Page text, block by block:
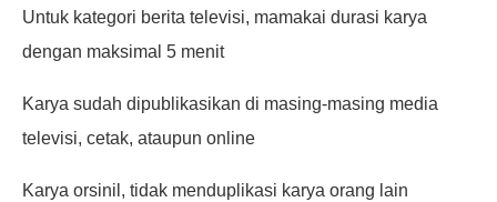
Untuk kategori berita televisi, mamakai durasi karya
dengan maksimal 5 menit
Karya sudah dipublikasikan di masing-masing media
televisi, cetak, ataupun online
Karya orsinil, tidak menduplikasi karya orang lain